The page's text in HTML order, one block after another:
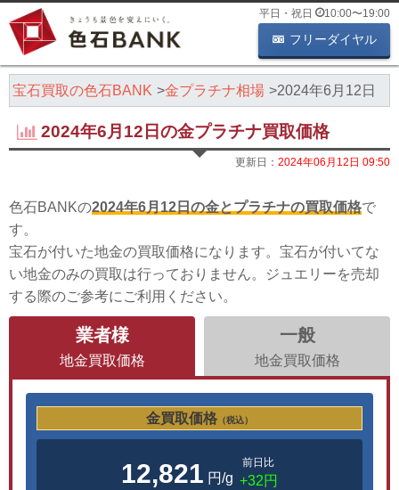
平日・祝日 10:00〜19:00
フリーダイヤル
宝石買取の色石BANK 金プラチナ相場 2024年6月12日
2024年6月12日の金プラチナ買取価格
更新日： 2024年06月12日 09:50
色石BANKの2024年6月12日の金とプラチナの買取価格で
す。
宝石が付いた地金の買取価格になります。宝石が付いてな
い地金のみの買取は行っておりません。ジュエリーを売却
する際のご参考にご利用ください。
業者様
地金買取価格
一般
地金買取価格
金買取価格 （税込）
12,821 円/g
前日比
+32円